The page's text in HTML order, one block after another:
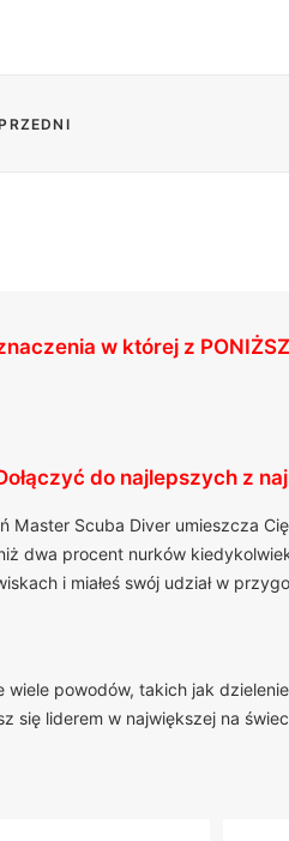
w której z
do najlepszych z
Master Scuba Diver umieszcza
dwa procent nurków
i miałeś swój udział w
wiele powodów, takich jak
się liderem w największej na